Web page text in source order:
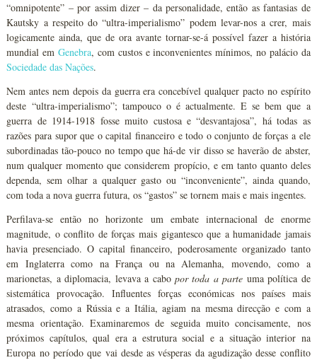
“omnipotente” – por assim dizer – da personalidade, então as fantasias de
Kautsky a respeito do “ultra-imperialismo” podem levar-nos a crer, mais
logicamente ainda, que de ora avante tornar-se-á possível fazer a história
mundial emGenebra, com custos e inconvenientes mínimos, no palácio da
Sociedade das Nações.
Nem antes nem depois da guerra era concebível qualquer pacto no espírito
deste “ultra-imperialismo”; tampouco o é actualmente. E se bem que a
guerra de 1914-1918 fosse muito custosa e “desvantajosa”, há todas as
razões para supor que o capital financeiro e todo o conjunto de forças a ele
subordinadas tão-pouco no tempo que há-de vir disso se haverão de abster,
num qualquer momento que considerem propício, e em tanto quanto deles
dependa, sem olhar a qualquer gasto ou “inconveniente”, ainda quando,
com toda a nova guerra futura, os “gastos” se tornem mais e mais ingentes.
Perfilava-se então no horizonte um embate internacional de enorme
magnitude, o conflito de forças mais gigantesco que a humanidade jamais
havia presenciado. O capital financeiro, poderosamente organizado tanto
em Inglaterra como na França ou na Alemanha, movendo, como a
marionetas, a diplomacia, levava a cabo por toda a parte uma política de
sistemática provocação. Influentes forças económicas nos países mais
atrasados, como a Rússia e a Itália, agiam na mesma direcção e com a
mesma orientação. Examinaremos de seguida muito concisamente, nos
próximos capítulos, qual era a estrutura social e a situação interior na
Europa no período que vai desde as vésperas da agudização desse conflito